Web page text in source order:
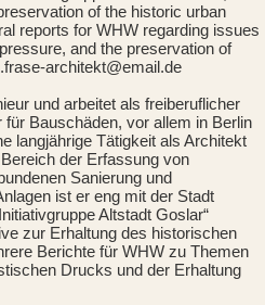
of the historic urban
reports for WHW regarding issues
and the preservation of
architekt@email.de
und arbeitet als freiberuflicher
Bauschäden, vor allem in Berlin
langjährige Tätigkeit als Architekt
der Erfassung von
Sanierung und
ist er eng mit der Stadt
Altstadt Goslar“
zur Erhaltung des historischen
Berichte für WHW zu Themen
Drucks und der Erhaltung